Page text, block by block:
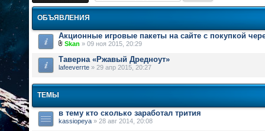
ОБЪЯВЛЕНИЯ
Акционные игровые пакеты на сайте с покупкой
Skan » 09 ноя 2015, 20:29
Таверна «Ржавый Дредноут»
lafeeverrte » 29 апр 2015, 20:27
ТЕМЫ
в тему кто сколько заработал трития
kassiopeya » 28 авг 2014, 20:08